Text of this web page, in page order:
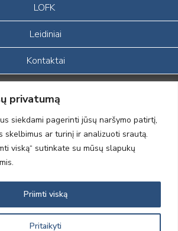
privatumą
siekdami pagerinti jūsų naršymo patirtį,
skelbimus ar turinį ir analizuoti srautą.
viską“ sutinkate su mūsų slapukų
Pritaikyti
Priimti viską
LOFK
Leidiniai
Kontaktai
Lietuvos Respublikos, Europos
finansinių mechanizmų iš dalies
veiklos sustiprinimas ir įvaizdžio
į aplinkosauginių tyrimų veiklą“
2004-LT0008-NVO-1EEE/NOR-02-
Draugija © 2014, Visos teisės saugomos